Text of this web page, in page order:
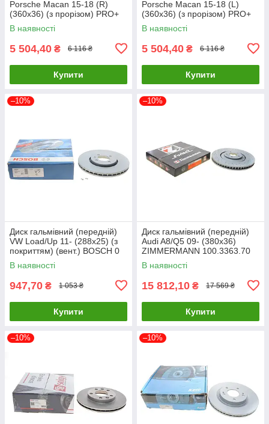
Porsche Macan 15-18 (R)
(360x36) (з прорізом) PRO+
TEXTAR 92334105 UA61
В наявності
5 504,40 ₴ 6 116 ₴
Купити
Porsche Macan 15-18 (L)
(360x36) (з прорізом) PRO+
TEXTAR 92334205 UA61
В наявності
5 504,40 ₴ 6 116 ₴
Купити
–10%
Диск гальмівний (передній)
VW Load/Up 11- (288х25) (з
покриттям) (вент.) BOSCH 0
986 479 E81 UA61
В наявності
947,70 ₴ 1 053 ₴
Купити
–10%
Диск гальмівний (передній)
Audi A8/Q5 09- (380x36)
ZIMMERMANN 100.3363.70
UA61
В наявності
15 812,10 ₴ 17 569 ₴
Купити
–10% –10%